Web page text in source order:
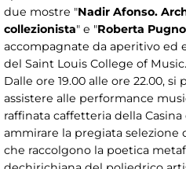
due mostre "Nadir Afonso.
collezionista" e "Roberta
accompagnate da aperitivo ed
del Saint Louis College of Music.
Dalle ore 19.00 alle ore 22.00,
assistere alle performance
raffinata caffetteria della
ammirare la pregiata selezione
che raccolgono la poetica